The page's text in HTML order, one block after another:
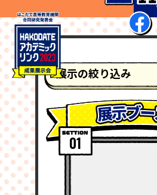
展示の絞り込み
01